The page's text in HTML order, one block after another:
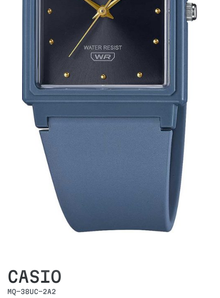
CASIO
MQ-38UC-2A2